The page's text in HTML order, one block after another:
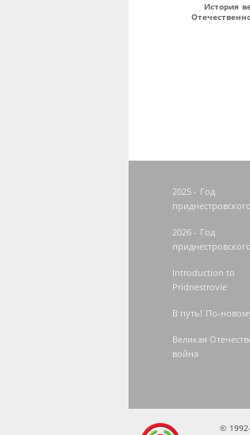
История
2025 - Год
2026 - Год
Introduction to
Pridnestrovie
В путь! По-
Великая
война
©